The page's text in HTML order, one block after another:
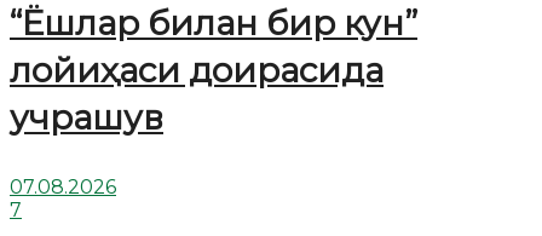
“Ёшлар билан бир кун”
лойиҳаси доирасида
учрашув
07.08.2026
7